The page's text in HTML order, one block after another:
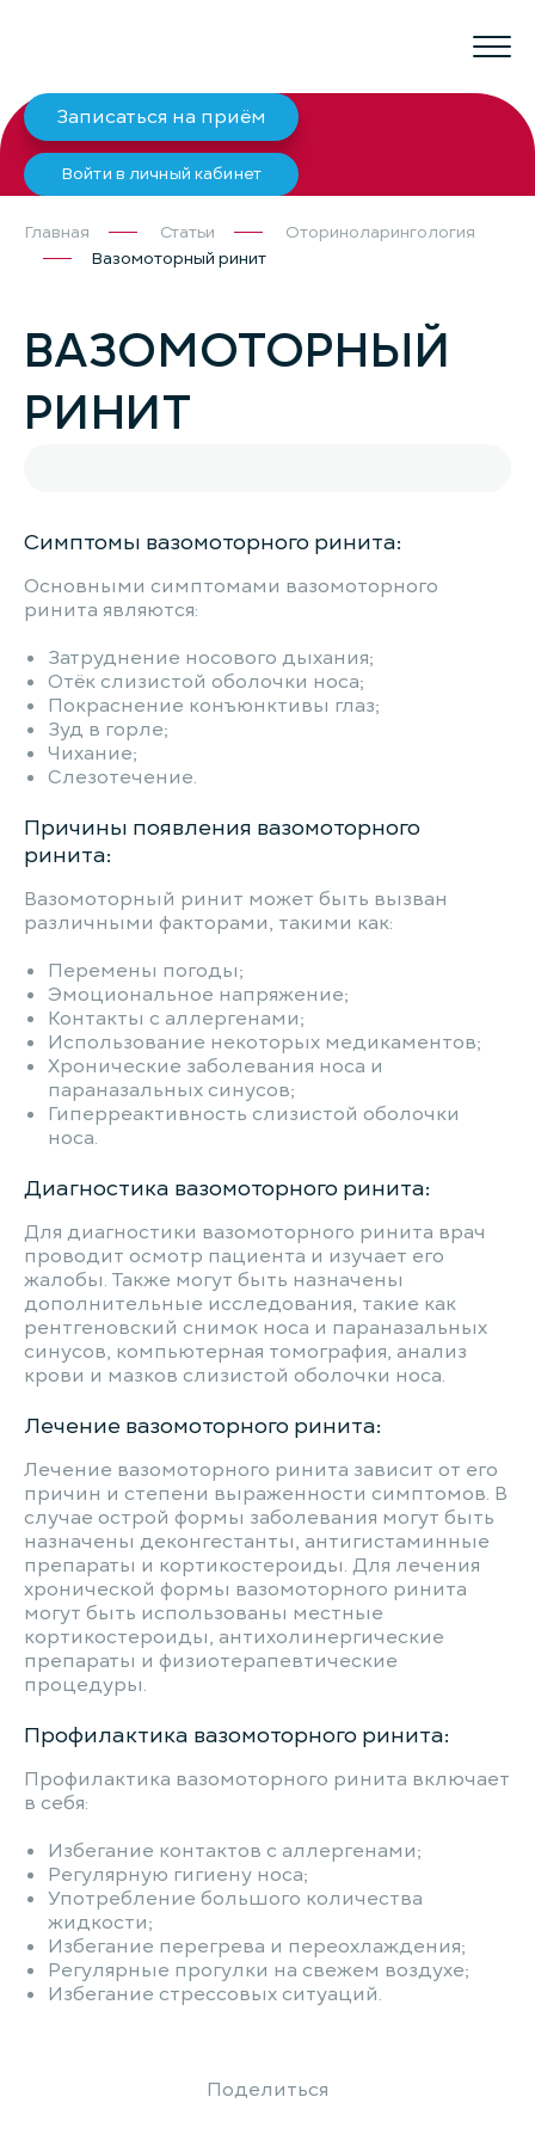
Записаться на приём
Войти в личный кабинет
Главная Статьи
Оториноларингология
Вазомоторный ринит
ВАЗОМОТОРНЫЙ
РИНИТ
Симптомы вазомоторного ринита:
Основными симптомами вазомоторного
ринита являются:
Затруднение носового дыхания;
Отёк слизистой оболочки носа;
Покраснение конъюнктивы глаз;
Зуд в горле;
Чихание;
Слезотечение.
Причины появления вазомоторного
ринита:
Вазомоторный ринит может быть вызван
различными факторами, такими как:
Перемены погоды;
Эмоциональное напряжение;
Контакты с аллергенами;
Использование некоторых медикаментов;
Хронические заболевания носа и
параназальных синусов;
Гиперреактивность слизистой оболочки
носа.
Диагностика вазомоторного ринита:
Для диагностики вазомоторного ринита врач
проводит осмотр пациента и изучает его
жалобы. Также могут быть назначены
дополнительные исследования, такие как
рентгеновский снимок носа и параназальных
синусов, компьютерная томография, анализ
крови и мазков слизистой оболочки носа.
Лечение вазомоторного ринита:
Лечение вазомоторного ринита зависит от его
причин и степени выраженности симптомов. В
случае острой формы заболевания могут быть
назначены деконгестанты, антигистаминные
препараты и кортикостероиды. Для лечения
хронической формы вазомоторного ринита
могут быть использованы местные
кортикостероиды, антихолинергические
препараты и физиотерапевтические
процедуры.
Профилактика вазомоторного ринита:
Профилактика вазомоторного ринита включает
в себя:
Избегание контактов с аллергенами;
Регулярную гигиену носа;
Употребление большого количества
жидкости;
Избегание перегрева и переохлаждения;
Регулярные прогулки на свежем воздухе;
Избегание стрессовых ситуаций.
Поделиться